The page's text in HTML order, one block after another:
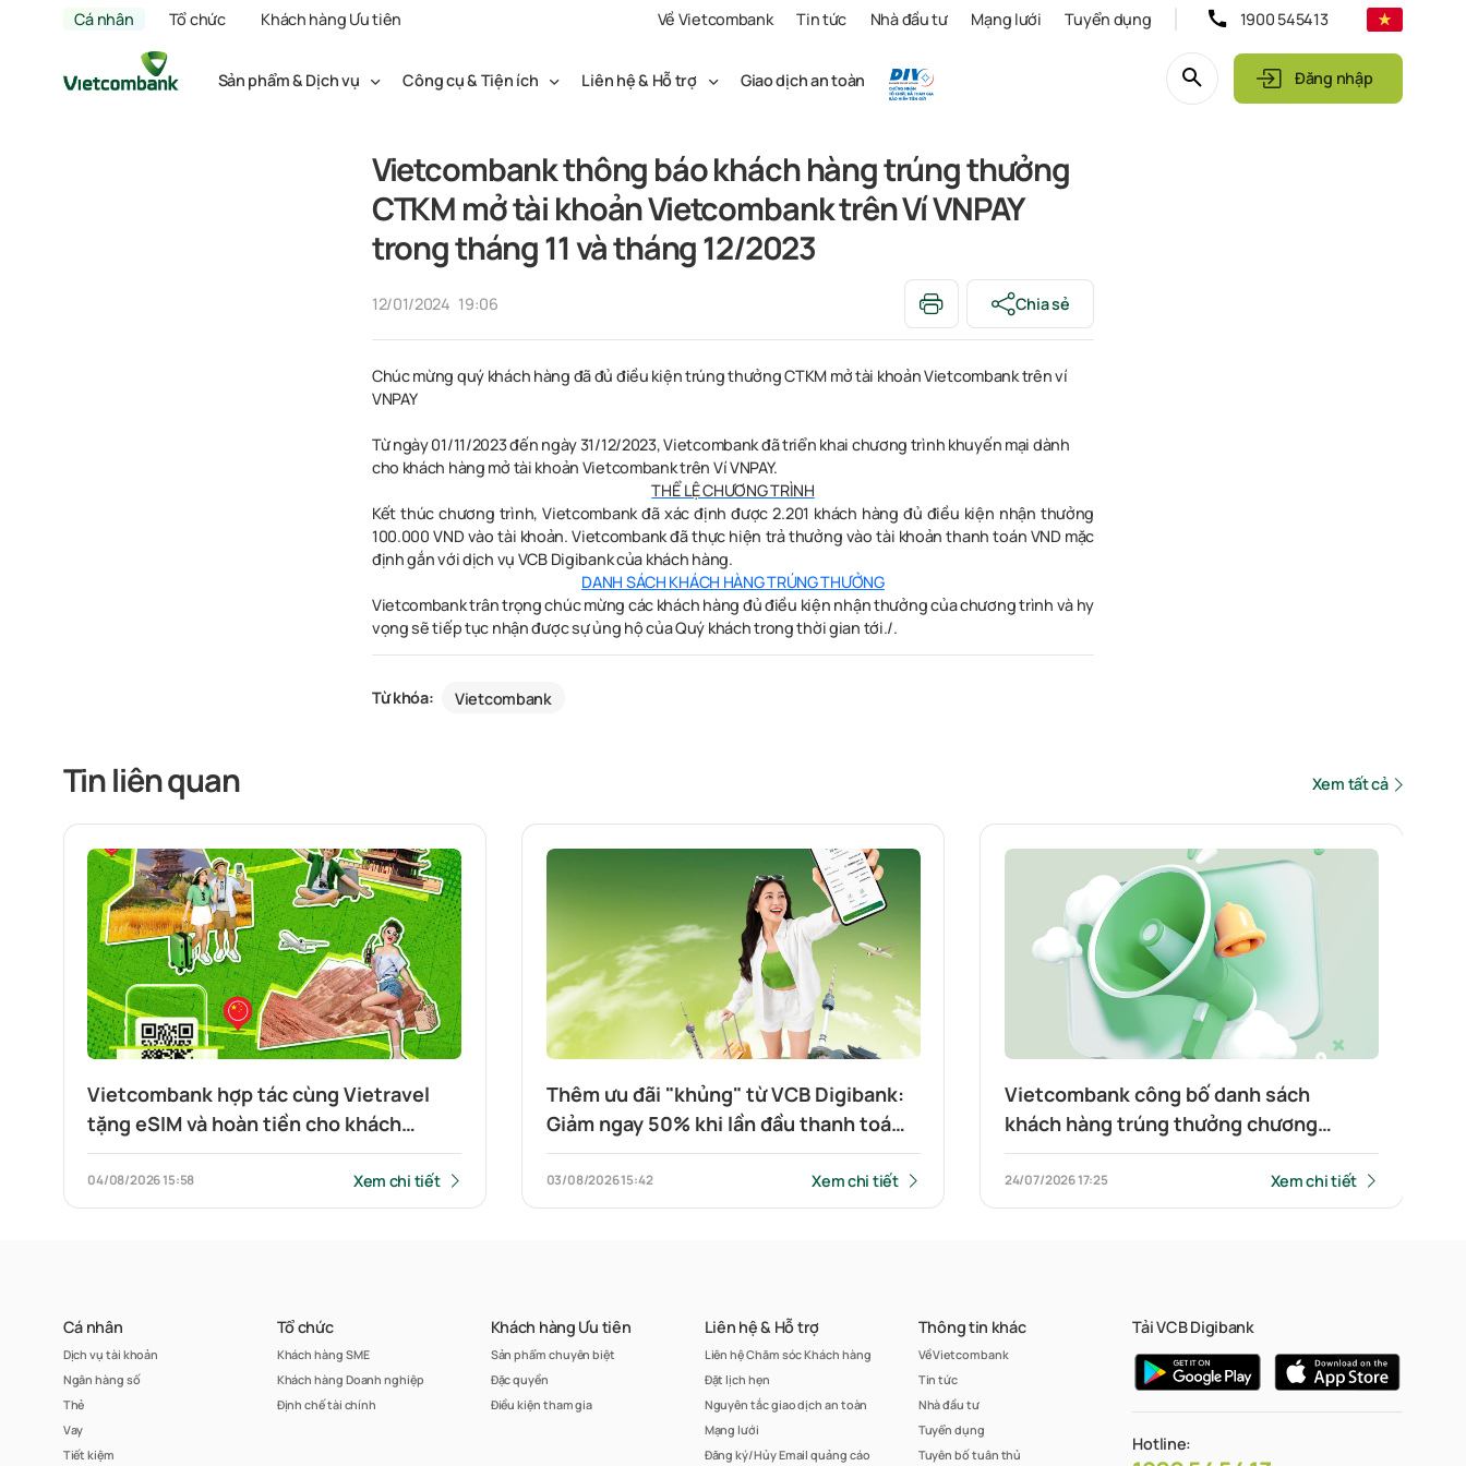
Cá nhân Tổ chức Khách hàng Ưu tiên Về Vietcombank Tin tức Nhà đầu tư Mạng lưới Tuyển dụng 1900 545413
Sản phẩm & Dịch vụ Công cụ & Tiện ích Liên hệ & Hỗ trợ Giao dịch an toàn Đăng nhập
Vietcombank thông báo khách hàng trúng thưởng
CTKM mở tài khoản Vietcombank trên Ví VNPAY
trong tháng 11 và tháng 12/2023
12/01/2024 19:06 Chia sẻ
Chúc mừng quý khách hàng đã đủ điều kiện trúng thưởng CTKM mở tài khoản Vietcombank trên ví
VNPAY
Từ ngày 01/11/2023 đến ngày 31/12/2023, Vietcombank đã triển khai chương trình khuyến mại dành
cho khách hàng mở tài khoản Vietcombank trên Ví VNPAY.
THỂ LỆ CHƯƠNG TRÌNH
Kết thúc chương trình, Vietcombank đã xác định được 2.201 khách hàng đủ điều kiện nhận thưởng
100.000 VND vào tài khoản. Vietcombank đã thực hiện trả thưởng vào tài khoản thanh toán VND mặc
định gắn với dịch vụ VCB Digibank của khách hàng.
DANH SÁCH KHÁCH HÀNG TRÚNG THƯỞNG
Vietcombank trân trọng chúc mừng các khách hàng đủ điều kiện nhận thưởng của chương trình và hy
vọng sẽ tiếp tục nhận được sự ủng hộ của Quý khách trong thời gian tới./.
Từ khóa: Vietcombank
Tin liên quan Xem tất cả
Vietcombank hợp tác cùng Vietravel
tặng eSIM và hoàn tiền cho khách
hàng đi du lịch Trung Quốc và quét QR
xuyên biên giới
04/08/202615:58 Xem chi tiết
Thêm ưu đãi "khủng" từ VCB Digibank:
Giảm ngay 50% khi lần đầu thanh toán
QR xuyên biên giới
03/08/202615:42 Xem chi tiết
Vietcombank công bố danh sách
khách hàng trúng thưởng chương
trình “Giao dịch cùng Vietcombank –
Út Ha mời bạn ghé Quán Nhà”
24/07/202617:25 Xem chi tiết
Cá nhân
Dịch vụ tài khoản
Ngân hàng số
Thẻ
Vay
Tiết kiệm
Tổ chức
Khách hàng SME
Khách hàng Doanh nghiệp
Định chế tài chính
Khách hàng Ưu tiên
Sản phẩm chuyên biệt
Đặc quyền
Điều kiện tham gia
Liên hệ & Hỗ trợ
Liên hệ Chăm sóc Khách hàng
Đặt lịch hẹn
Nguyên tắc giao dịch an toàn
Mạng lưới
Đăng ký/Hủy Email quảng cáo
Thông tin khác
Về Vietcombank
Tin tức
Nhà đầu tư
Tuyển dụng
Tuyên bố tuân thủ
Tải VCB Digibank
Hotline: